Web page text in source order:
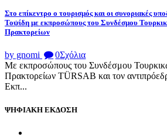
Στο επίκεντρο ο τουρισμός και οι συνοριακές
Τοψίδη με εκπροσώπους του Συνδέσμου
Πρακτορείων
by gnomi 0Σχόλια
Με εκπροσώπους του Συνδέσμου
Πρακτορείων TÜRSAB και τον
Εκπ...
ΨΗΦΙΑΚΗ ΕΚΔΟΣΗ